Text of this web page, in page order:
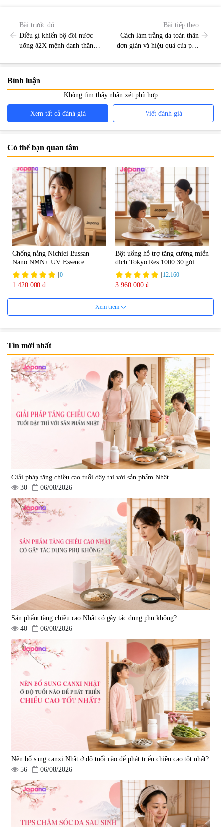
Bài trước đó
Điều gì khiến bộ đôi nước
uống 82X mệnh danh thần
Bài tiếp theo
Cách làm trắng da toàn thân
đơn giản và hiệu quả của phụ
Bình luận
Không tìm thấy nhận xét phù hợp
Xem tất cả đánh giá Viết đánh giá
Có thể bạn quan tâm
Chống nắng Nichiei Bussan
Nano NMN+ UV Essence
Luxury SPF50+ PA++++ 60g
0
1.420.000 đ
Bột uống hỗ trợ tăng cường miễn
dịch Tokyo Res 1000 30 gói
12.160
3.960.000 đ
Viên uống đông trùng hạ thảo hỗ
trợ tăng cường sinh lực
Tohchukasou Premium Yo
Group 180 viên - Date 08/2027
33.654
2.500.000 đ
Mặt Nạ Nichiei Bussan Nano
NMN+ 3D Face Mask Luxury (8
miếng)
| 0
1.890.000 đ
Viên uống bổ não Ribeto Shoji
Ichoha Ekisu Plus - 90 viên
| 57.920
1.450.000 đ
Viên uống hỗ trợ tăng cường
sinh lý nam Fujina Monster Shot
150 viên
| 12.480
880.000 đ
Viên uống chống lão hóa, tăng
sức khỏe Yangmiwa NMN 60
viên
5.500.000 đ
Viên uống phòng ngừa đột quỵ,
tai biến Nattokinase Nano
Premium 120 viên
|149.877
2.290.000 đ
Xem thêm
Tin mới nhất
Giải pháp tăng chiều cao tuổi dậy thì với sản phẩm Nhật
30
06/08/2026
Sản phẩm tăng chiều cao Nhật có gây tác dụng phụ không?
40
06/08/2026
Nên bổ sung canxi Nhật ở độ tuổi nào để phát triển chiều cao tốt nhất?
56
06/08/2026